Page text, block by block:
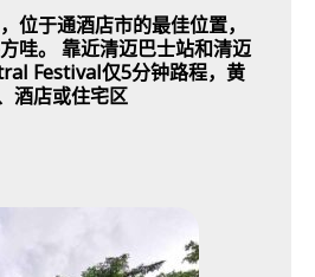
位于通酒店市的最佳位置，
哇。 靠近清迈巴士站和清迈
Festival仅5分钟路程，黄
酒店或住宅区